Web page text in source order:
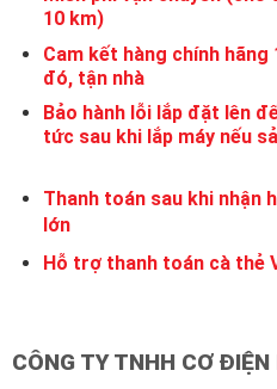
10 km)
Cam kết hàng chính hãng
đó, tận nhà
Bảo hành lỗi lắp đặt lên
tức sau khi lắp máy nếu
Thanh toán sau khi nhận
lớn
Hỗ trợ thanh toán cà thẻ
CÔNG TY TNHH CƠ